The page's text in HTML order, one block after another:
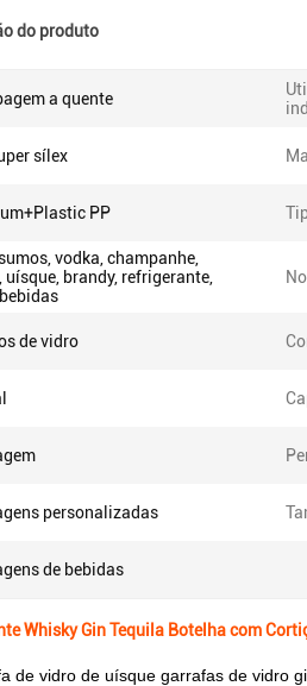
do produto
a quente
sílex
PP
vodka, champanhe,
brandy, refrigerante,
de vidro
personalizadas
de bebidas
Whisky Gin Tequila Botelha com
de vidro de uísque garrafas de vidro